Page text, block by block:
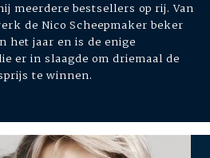
meerdere bestsellers op rij. Van
de Nico Scheepmaker beker
het jaar en is de enige
er in slaagde om driemaal de
te winnen.